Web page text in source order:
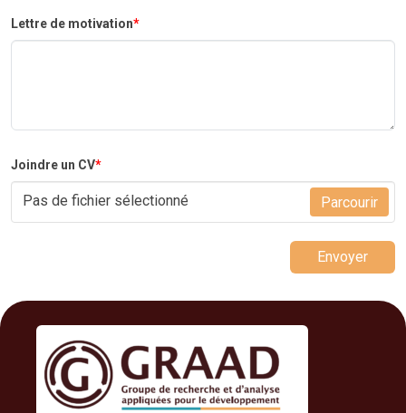
Lettre de motivation*
Joindre un CV*
Pas de fichier sélectionné Parcourir
Envoyer